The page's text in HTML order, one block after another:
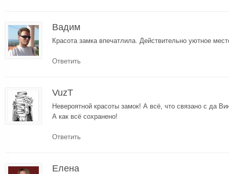
Вадим
Красота замка впечатлила. Действительно уютное
Ответить
VuzT
Невероятной красоты замок! А всё, что связано с да
А как всё сохранено!
Ответить
Елена